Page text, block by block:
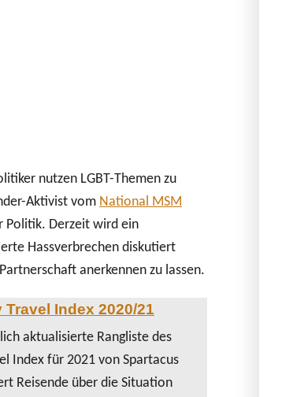
nutzen LGBT-Themen zu
Aktivist vom National MSM
Politik. Derzeit wird ein
Hassverbrechen diskutiert
anerkennen zu lassen.
Travel Index 2020/21
aktualisierte Rangliste des
Index für 2021 von Spartacus
Reisende über die Situation